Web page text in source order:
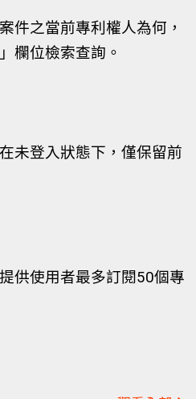
件之當前專利權人為何，
欄位檢索查詢。
未登入狀態下，僅保留前
供使用者最多訂閱50個專